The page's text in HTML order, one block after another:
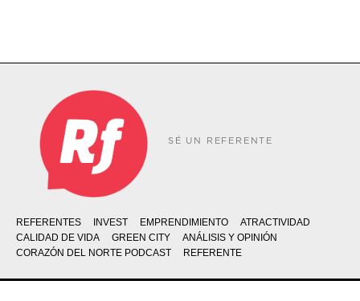
SÉ UN REFERENTE
REFERENTES INVEST EMPRENDIMIENTO
ATRACTIVIDAD
CALIDAD DE VIDA
GREEN CITY
ANÁLISIS Y OPINIÓN
CORAZÓN DEL NORTE PODCAST
REFERENTE